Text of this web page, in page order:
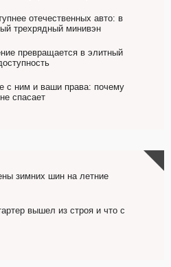
отечественных авто: в
трехрядный минивэн
превращается в элитный
с ним и ваши права: почему
спасает
зимних шин на летние
вышел из строя и что с